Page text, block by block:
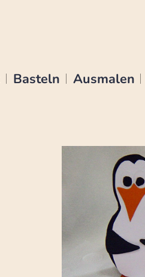
Basteln Ausmalen